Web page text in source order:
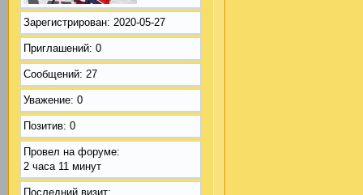
Зарегистрирован: 2020-05-27
Приглашений: 0
Сообщений: 27
Уважение: 0
Позитив: 0
Провел на форуме:
2 часа 11 минут
Последний визит: